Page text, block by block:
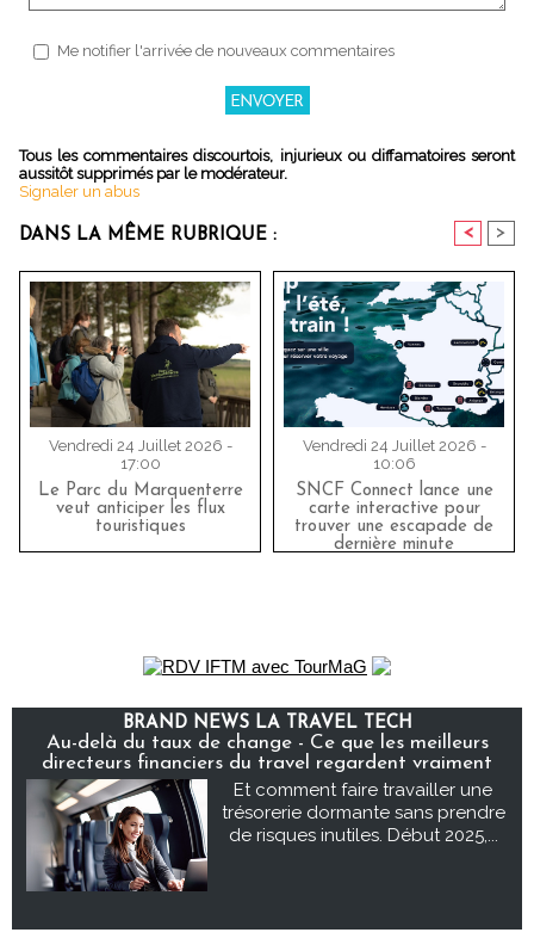
Me notifier l'arrivée de nouveaux commentaires
Tous les commentaires discourtois, injurieux ou diffamatoires seront
aussitôt supprimés par le modérateur.
Signaler un abus
DANS LA MÊME RUBRIQUE : < >
Vendredi 24 Juillet 2026 -
17:00
Le Parc du Marquenterre
veut anticiper les flux
touristiques
Vendredi 24 Juillet 2026 -
10:06
SNCF Connect lance une
carte interactive pour
trouver une escapade de
dernière minute
BRAND NEWS LA TRAVEL TECH
Au-delà du taux de change - Ce que les meilleurs
directeurs financiers du travel regardent vraiment
Et comment faire travailler une
trésorerie dormante sans prendre
de risques inutiles. Début 2025,...